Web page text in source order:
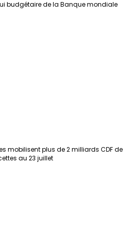
budgétaire de la Banque mondiale
mobilisent plus de 2 milliards CDF de
au 23 juillet